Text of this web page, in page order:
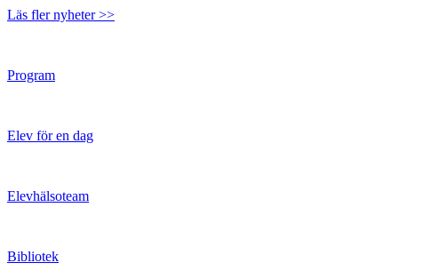
Läs fler nyheter >>
Program
Elev för en dag
Elevhälsoteam
Bibliotek